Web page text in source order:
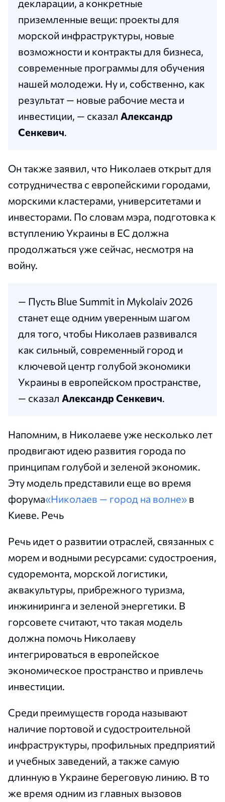
декларации, а конкретные
приземленные вещи: проекты для
морской инфраструктуры, новые
возможности и контракты для бизнеса,
современные программы для обучения
нашей молодежи. Ну и, собственно, как
результат — новые рабочие места и
инвестиции, — сказал Александр
Сенкевич.
Он также заявил, что Николаев открыт для
сотрудничества с европейскими городами,
морскими кластерами, университетами и
инвесторами. По словам мэра, подготовка к
вступлению Украины в ЕС должна
продолжаться уже сейчас, несмотря на
войну.
— Пусть Blue Summit in Mykolaiv 2026
станет еще одним уверенным шагом
для того, чтобы Николаев развивался
как сильный, современный город и
ключевой центр голубой экономики
Украины в европейском пространстве,
— сказал Александр Сенкевич.
Напомним, в Николаеве уже несколько лет
продвигают идею развития города по
принципам голубой и зеленой экономик.
Эту модель представили еще во время
форума«Николаев — город на волне» в
Киеве. Речь
Речь идет о развитии отраслей, связанных с
морем и водными ресурсами: судостроения,
судоремонта, морской логистики,
аквакультуры, прибрежного туризма,
инжиниринга и зеленой энергетики. В
горсовете считают, что такая модель
должна помочь Николаеву
интегрироваться в европейское
экономическое пространство и привлечь
инвестиции.
Среди преимуществ города называют
наличие портовой и судостроительной
инфраструктуры, профильных предприятий
и учебных заведений, а также самую
длинную в Украине береговую линию. В то
же время одним из главных вызовов